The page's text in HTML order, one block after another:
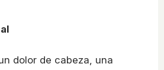
dolor de cabeza, una